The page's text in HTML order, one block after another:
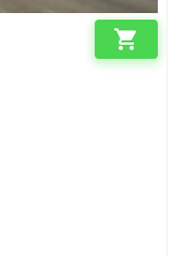
shopping_cart